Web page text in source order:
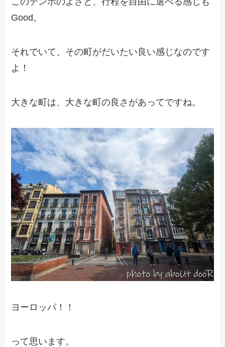
Good。
それでいて、その町がだいたい良い感じなのです
よ！
大きな町は、大きな町の良さがあってですね。
ヨーロッパ！！
って思います。